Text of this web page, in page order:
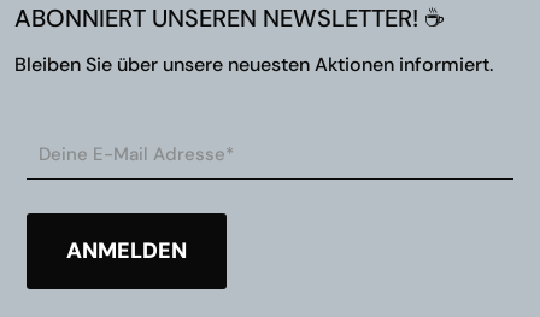
ABONNIERT UNSEREN NEWSLETTER! ☕
Bleiben Sie über unsere neuesten Aktionen informiert.